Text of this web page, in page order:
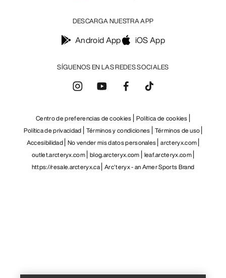
SÍGUENOS EN LAS REDES SOCIALES
DESCARGA NUESTRA APP
Android App iOS App
Centro de preferencias de cookies Política de cookies
Política de privacidad Términos y condiciones Términos de uso
Accesibilidad No vender mis datos personales arcteryx.com
outlet.arcteryx.com blog.arcteryx.com leaf.arcteryx.com
https://resale.arcteryx.ca Arc'teryx - an Amer Sports Brand